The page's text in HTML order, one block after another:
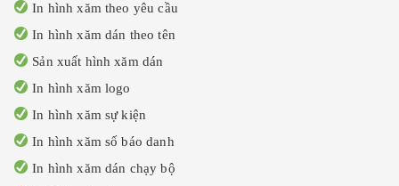
In hình xăm theo yêu cầu
In hình xăm dán theo tên
Sản xuất hình xăm dán
In hình xăm logo
In hình xăm sự kiện
In hình xăm số báo danh
In hình xăm dán chạy bộ